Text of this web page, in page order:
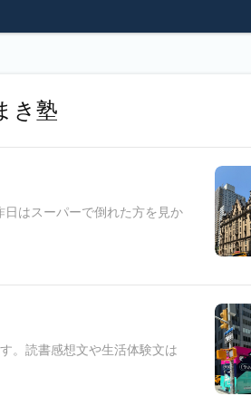
き塾
はスーパーで倒れた方を見か
。読書感想文や生活体験文は